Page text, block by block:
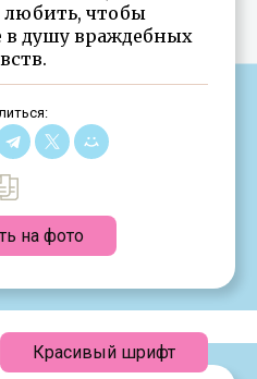
любить, чтобы
в душу враждебных
на фото
Красивый шрифт